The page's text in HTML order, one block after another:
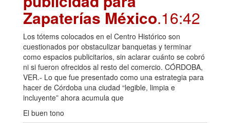
Zapaterías México.16:42
Los tótems colocados en el Centro Histórico son
cuestionados por obstaculizar banquetas y terminar
como espacios publicitarios, sin aclarar cuánto se cobró
ni si fueron ofrecidos al resto del comercio. CÓRDOBA,
VER.- Lo que fue presentado como una estrategia para
hacer de Córdoba una ciudad “legible, limpia e
incluyente” ahora acumula que
El buen tono